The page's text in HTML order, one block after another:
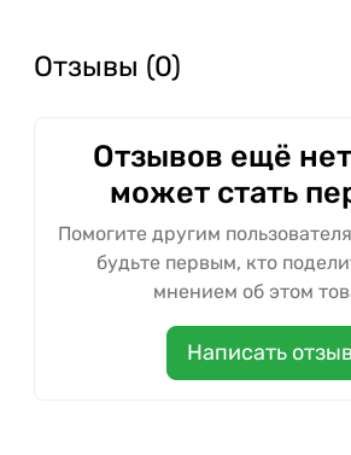
Отзывы (0)
Отзывов ещё
может стать
Помогите другим
будьте первым, кто
мнением об этом
Написать отзыв